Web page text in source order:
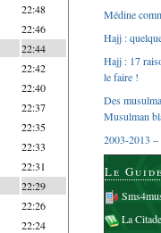
22:48
22:46
22:44
22:42
22:40
22:37
22:35
22:33
22:31
22:29
22:26
22:24
Médine
Hajj :
Hajj : 17
le faire !
Des
Musulman
2003-2013 –
Le
La